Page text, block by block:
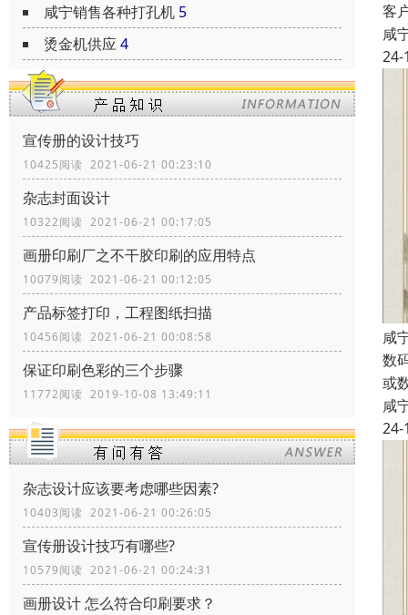
咸宁销售各种打孔机 5
烫金机供应4
宣传册的设计技巧
10425阅读 2021-06-21 00:23:10
杂志封面设计
10322阅读 2021-06-21 00:17:05
画册印刷厂之不干胶印刷的应用特点
10079阅读 2021-06-21 00:12:05
产品标签打印，工程图纸扫描
10456阅读 2021-06-21 00:08:58
保证印刷色彩的三个步骤
11772阅读 2019-10-08 13:49:11
杂志设计应该要考虑哪些因素?
10403阅读 2021-06-21 00:26:05
宣传册设计技巧有哪些?
10579阅读 2021-06-21 00:24:31
画册设计 怎么符合印刷要求？
客
咸
24-
咸
数
或
咸
24-